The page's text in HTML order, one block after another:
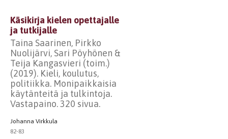
Käsikirja kielen opettajalle
ja tutkijalle
Taina Saarinen, Pirkko
Nuolijärvi, Sari Pöyhönen &
Teija Kangasvieri (toim.)
(2019). Kieli, koulutus,
politiikka. Monipaikkaisia
käytänteitä ja tulkintoja.
Vastapaino. 320 sivua.
Johanna Virkkula
82-83